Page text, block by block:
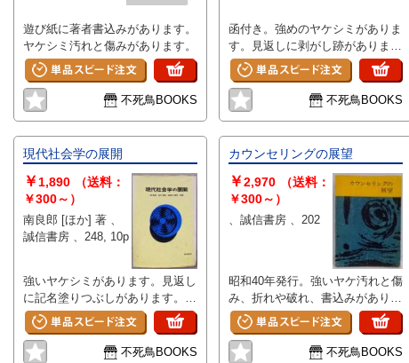
遊び紙に著者書込みがあります。
ヤケシミ汚れと傷みがあります。
不死鳥BOOKS
函付き。強めのヤケシミがありま
す。見返しに剥がし跡がありま
す。函に強い汚れ傷みがありま
す。昭和41年第2刷。
不死鳥BOOKS
現代社会学の展開
￥ 1,890
（送料：
￥300～）
南良郎 [ほか] 著 、
誠信書房 、248, 10p
強いヤケシミがあります。見返し
に記名塗りつぶしがあります。カ
バーに汚れ傷みがあります。
不死鳥BOOKS
カウンセリングの展望
￥2,970
（送料：
￥300～）
、誠信書房 、202
昭和40年発行。強いヤケ汚れと傷
み、折れや破れ、書込みがありま
す。
不死鳥BOOKS